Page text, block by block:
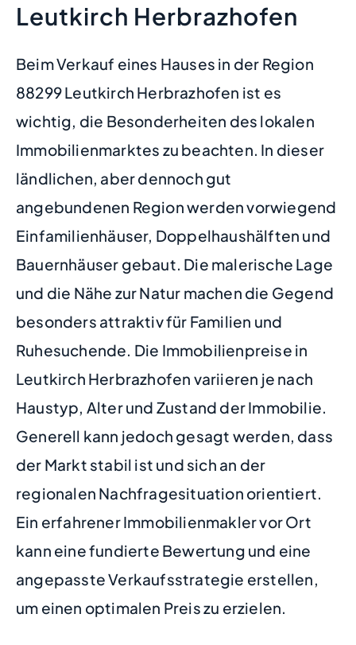
Leutkirch Herbrazhofen
Beim Verkauf eines Hauses in der Region
88299 Leutkirch Herbrazhofen ist es
wichtig, die Besonderheiten des lokalen
Immobilienmarktes zu beachten. In dieser
ländlichen, aber dennoch gut
angebundenen Region werden vorwiegend
Einfamilienhäuser, Doppelhaushälften und
Bauernhäuser gebaut. Die malerische Lage
und die Nähe zur Natur machen die Gegend
besonders attraktiv für Familien und
Ruhesuchende. Die Immobilienpreise in
Leutkirch Herbrazhofen variieren je nach
Haustyp, Alter und Zustand der Immobilie.
Generell kann jedoch gesagt werden, dass
der Markt stabil ist und sich an der
regionalen Nachfragesituation orientiert.
Ein erfahrener Immobilienmakler vor Ort
kann eine fundierte Bewertung und eine
angepasste Verkaufsstrategie erstellen,
um einen optimalen Preis zu erzielen.